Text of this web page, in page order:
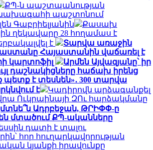
ՔՊ-ն պաշտպանության
նախագահի պաշտոնում
Գաբրիելյանին
Քասախ
ղեկավարը 28 հողամաս է
է
Տարվա առաջին
Հայաստանին վաճառել է
կարտոֆիլ
Արմեն Այվազյանը՝ իր
դաշնակիցները հաճախ իրենց
պետք է տեսնեն»․ 300 տարվա
է
Կադիրովն արձագանքել
Ուկրաինայի ԶՈւ հարձակմանը
Ադրբեջան, ԹՐԻՓՓ-ը
են մտածում ՔՊ-ականները
դատի է տալու
հոր հուղարկավորության
կյանքի իրավունքը